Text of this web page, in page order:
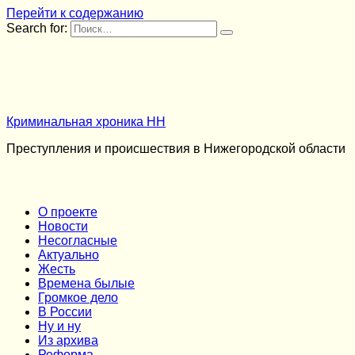
Перейти к содержанию
Search for:
Криминальная хроника НН
Преступления и происшествия в Нижегородской области
О проекте
Новости
Несогласные
Актуально
Жесть
Времена былые
Громкое дело
В России
Ну и ну
Из архива